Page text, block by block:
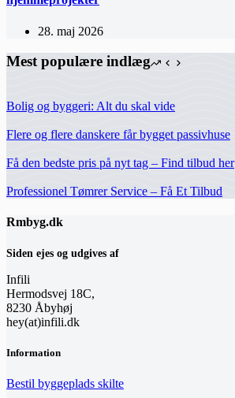
28. maj 2026
Mest populære indlæg
Bolig og byggeri: Alt du skal vide
Flere og flere danskere får bygget passivhuse
Få den bedste pris på nyt tag – Find tilbud her
Professionel Tømrer Service – Få Et Tilbud
Rmbyg.dk
Siden ejes og udgives af
Infili
Hermodsvej 18C,
8230 Åbyhøj
hey(at)infili.dk
Information
Bestil byggeplads skilte